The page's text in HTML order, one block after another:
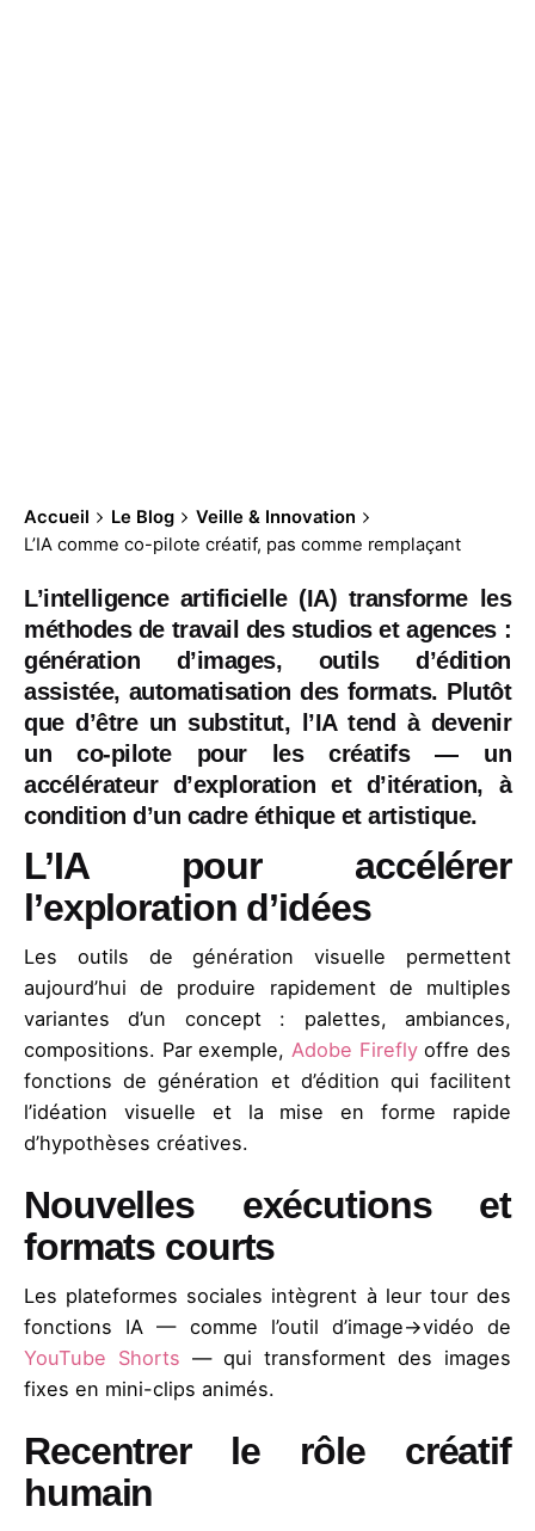
Accueil Le Blog
Veille & Innovation
L’IA comme co-pilote créatif, pas comme remplaçant
L’intelligence artificielle (IA) transforme les
méthodes de travail des studios et agences :
génération d’images, outils d’édition
assistée, automatisation des formats. Plutôt
que d’être un substitut, l’IA tend à devenir
un co-pilote pour les créatifs — un
accélérateur d’exploration et d’itération, à
condition d’un cadre éthique et artistique.
L’IA pour accélérer
l’exploration d’idées
Les outils de génération visuelle permettent
aujourd’hui de produire rapidement de multiples
variantes d’un concept : palettes, ambiances,
compositions. Par exemple, Adobe Fireflyoffre des
fonctions de génération et d’édition qui facilitent
l’idéation visuelle et la mise en forme rapide
d’hypothèses créatives.
Nouvelles exécutions et
formats courts
Les plateformes sociales intègrent à leur tour des
fonctions IA — comme l’outil d’image→vidéo de
YouTube Shorts — qui transforment des images
fixes en mini-clips animés.
Recentrer le rôle créatif
humain